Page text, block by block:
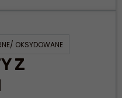
OKSYDOWANE
Z